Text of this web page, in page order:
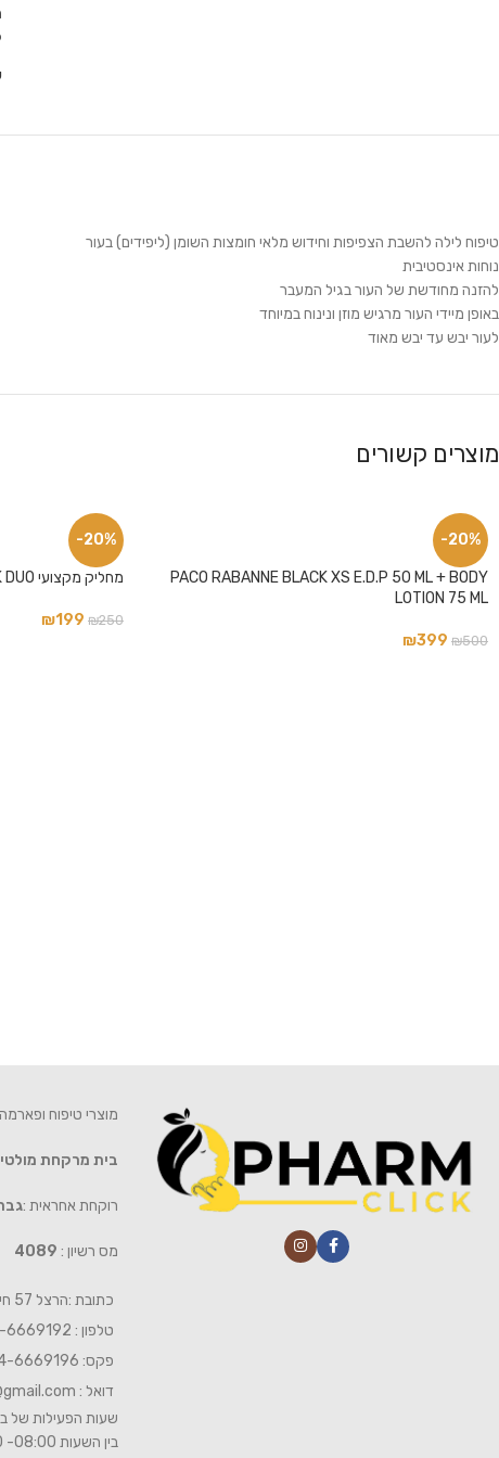
טיפוח לילה להשבת הצפיפות וחידוש מלאי חומצות השומן (ליפידים) בעור
נוחות אינסטיבית
להזנה מחודשת של העור בגיל המעבר
באופן מיידי העור מרגיש מוזן ונינוח במיוחד
לעור יבש עד יבש מאוד
מוצרים קשורים
-20%
PACO RABANNE BLACK XS E.D.P 50 ML + BODY
LOTION 75 ML
₪500
₪399
-20%
מחליק מקצועי BLK DUO + מחליק מיני CORTEX
₪250
₪199
מוצרי טיפוח
בית מרקחת
רוקחת אחראית :
מס רשיון : 4089
כתובת :הרצל 57 חיפה
טלפון : 04-6669192
פקס: 04-6669196
דואל :
שעות הפעילות של
בין השעות 08:00- 19:00 ביום שישי 08:00-15:00
פייסבוק
אינסטגרם